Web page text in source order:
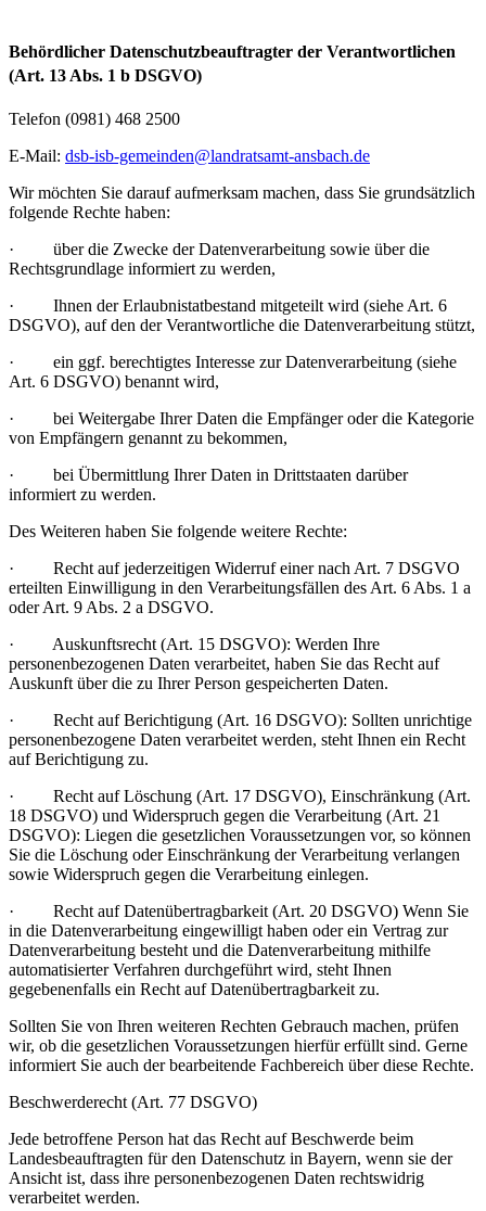
Behördlicher Datenschutzbeauftragter der Verantwortlichen
(Art. 13 Abs. 1 b DSGVO)
Telefon (0981) 468 2500
E-Mail: dsb-isb-gemeinden@landratsamt-ansbach.de
Wir möchten Sie darauf aufmerksam machen, dass Sie grundsätzlich
folgende Rechte haben:
· über die Zwecke der Datenverarbeitung sowie über die
Rechtsgrundlage informiert zu werden,
· Ihnen der Erlaubnistatbestand mitgeteilt wird (siehe Art. 6
DSGVO), auf den der Verantwortliche die Datenverarbeitung stützt,
· ein ggf. berechtigtes Interesse zur Datenverarbeitung (siehe
Art. 6 DSGVO) benannt wird,
· bei Weitergabe Ihrer Daten die Empfänger oder die Kategorie
von Empfängern genannt zu bekommen,
· bei Übermittlung Ihrer Daten in Drittstaaten darüber
informiert zu werden.
Des Weiteren haben Sie folgende weitere Rechte:
· Recht auf jederzeitigen Widerruf einer nach Art. 7 DSGVO
erteilten Einwilligung in den Verarbeitungsfällen des Art. 6 Abs. 1 a
oder Art. 9 Abs. 2 a DSGVO.
· Auskunftsrecht (Art. 15 DSGVO): Werden Ihre
personenbezogenen Daten verarbeitet, haben Sie das Recht auf
Auskunft über die zu Ihrer Person gespeicherten Daten.
· Recht auf Berichtigung (Art. 16 DSGVO): Sollten unrichtige
personenbezogene Daten verarbeitet werden, steht Ihnen ein Recht
auf Berichtigung zu.
· Recht auf Löschung (Art. 17 DSGVO), Einschränkung (Art.
18 DSGVO) und Widerspruch gegen die Verarbeitung (Art. 21
DSGVO): Liegen die gesetzlichen Voraussetzungen vor, so können
Sie die Löschung oder Einschränkung der Verarbeitung verlangen
sowie Widerspruch gegen die Verarbeitung einlegen.
· Recht auf Datenübertragbarkeit (Art. 20 DSGVO) Wenn Sie
in die Datenverarbeitung eingewilligt haben oder ein Vertrag zur
Datenverarbeitung besteht und die Datenverarbeitung mithilfe
automatisierter Verfahren durchgeführt wird, steht Ihnen
gegebenenfalls ein Recht auf Datenübertragbarkeit zu.
Sollten Sie von Ihren weiteren Rechten Gebrauch machen, prüfen
wir, ob die gesetzlichen Voraussetzungen hierfür erfüllt sind. Gerne
informiert Sie auch der bearbeitende Fachbereich über diese Rechte.
Beschwerderecht (Art. 77 DSGVO)
Jede betroffene Person hat das Recht auf Beschwerde beim
Landesbeauftragten für den Datenschutz in Bayern, wenn sie der
Ansicht ist, dass ihre personenbezogenen Daten rechtswidrig
verarbeitet werden.